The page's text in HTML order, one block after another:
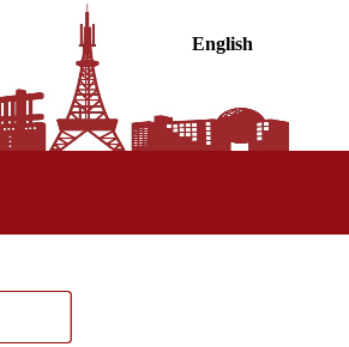
English